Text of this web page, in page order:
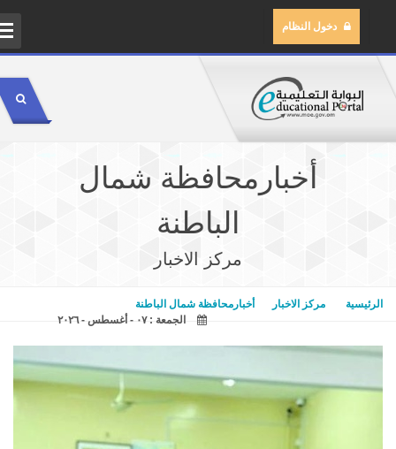
دخول النظام
أخبارمحافظة شمال
الباطنة
مركز الاخبار
الرئيسية مركز الاخبار
أخبارمحافظة شمال الباطنة
الجمعة : ٠٧ - أغسطس - ٢٠٢٦